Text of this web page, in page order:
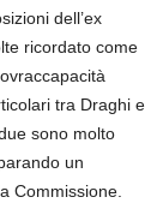
dell’ex
ricordato come
tra Draghi e
sono molto
un
Commissione.